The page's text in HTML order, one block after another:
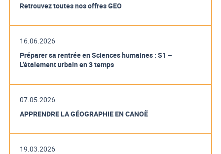
Retrouvez toutes nos offres GEO
16.06.2026
Préparer sa rentrée en Sciences humaines : S1 –
L’étalement urbain en 3 temps
07.05.2026
APPRENDRE LA GÉOGRAPHIE EN CANOË
19.03.2026